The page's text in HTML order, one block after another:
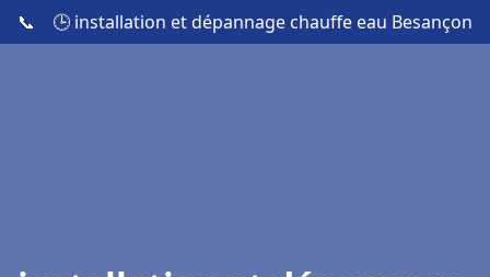
📞 🕒 installation et dépannage chauffe eau Besançon